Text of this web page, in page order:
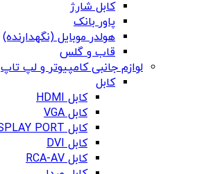
کابل شارژ
پاور بانک
هولدر موبایل (نگهدارنده)
قاب و گلس
لوازم جانبی کامپیوتر و لپ تاپ
کابل
کابل HDMI
کابل VGA
کابل DISPLAY PORT
کابل DVI
کابل RCA-AV